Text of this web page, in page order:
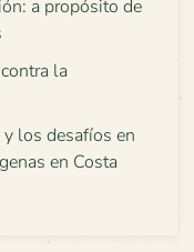
a propósito de
la
los desafíos en
en Costa